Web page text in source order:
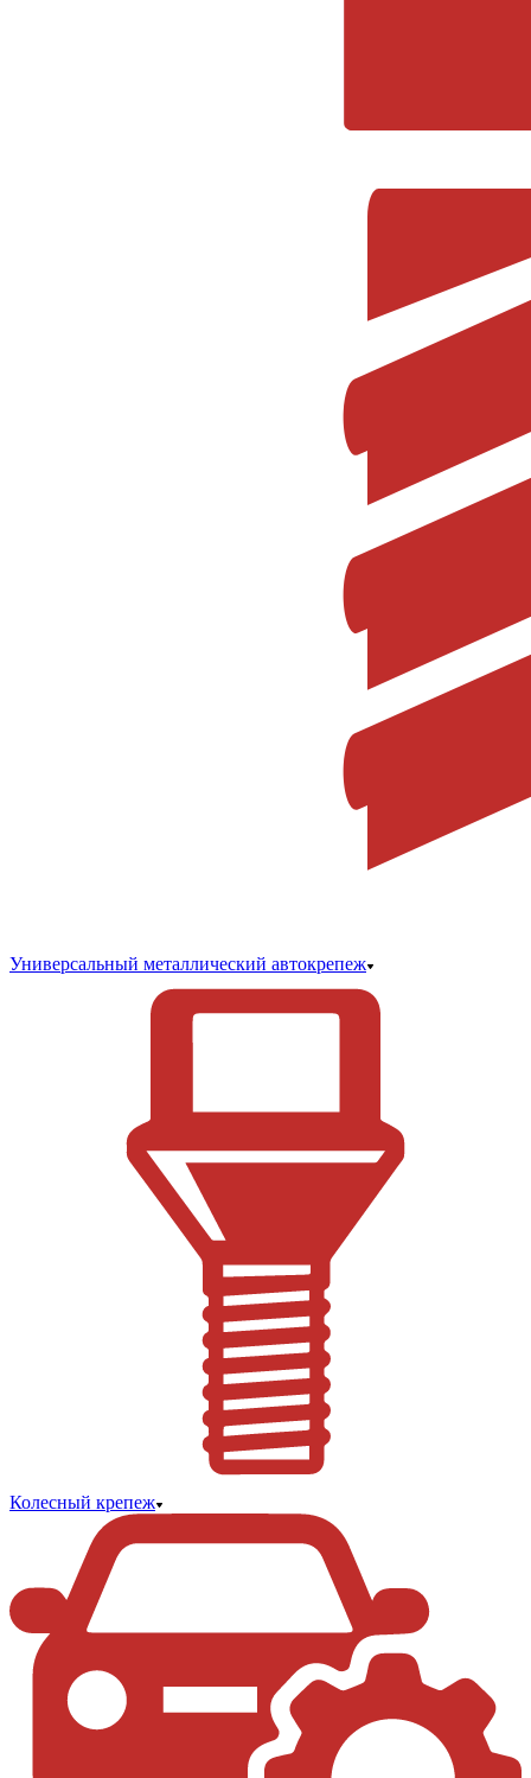
Универсальный металлический автокрепеж
Колесный крепеж